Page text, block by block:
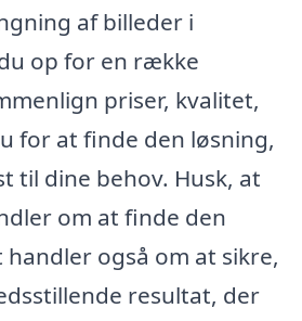
af billeder i
op for en række
priser, kvalitet,
for at finde den løsning,
til dine behov. Husk, at
om at finde den
også om at sikre,
resultat, der